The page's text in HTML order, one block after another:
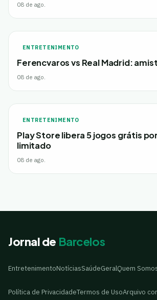
08 de ago.
ENTRETENIMENTO
Ferencvaros vs Real Madrid:
08 de ago.
ENTRETENIMENTO
Play Store libera 5 jogos grátis
limitado
08 de ago.
Jornal de Barcelos
EntretenimentoNotíciasSaúdeGeralQuem
Política de PrivacidadeTermos de UsoArquivo